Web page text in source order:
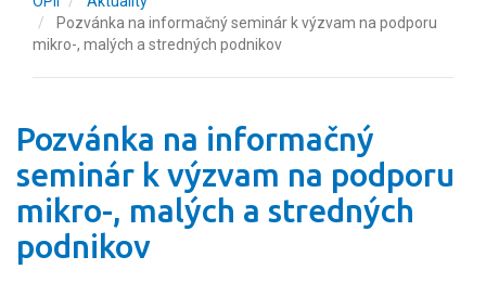
Pozvánka na informačný seminár k výzvam na podporu
mikro-, malých a stredných podnikov
Pozvánka na informačný
seminár k výzvam na podporu
mikro-, malých a stredných
podnikov